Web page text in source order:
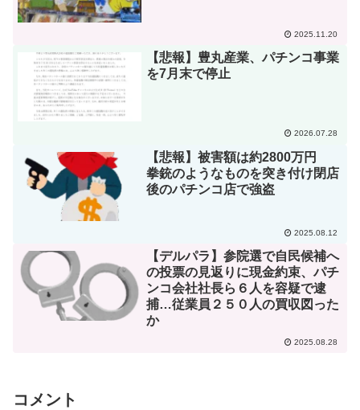
2025.11.20
【悲報】豊丸産業、パチンコ事業
を7月末で停止
2026.07.28
【悲報】被害額は約2800万円
拳銃のようなものを突き付け閉店
後のパチンコ店で強盗
2025.08.12
【デルパラ】参院選で自民候補へ
の投票の見返りに現金約束、パチ
ンコ会社社長ら６人を容疑で逮
捕…従業員２５０人の買収図った
か
2025.08.28
コメント